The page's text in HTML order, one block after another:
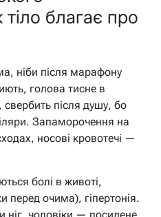
тіло благає про
ніби після марафону
голова тисне в
після душу, бо
Запаморочення на
носові кровотечі —
болі в животі,
очима), гіпертонія.